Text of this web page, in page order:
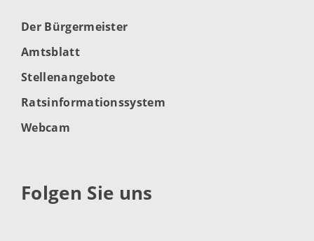
Der Bürgermeister
Amtsblatt
Stellenangebote
Ratsinformationssystem
Webcam
Folgen Sie uns